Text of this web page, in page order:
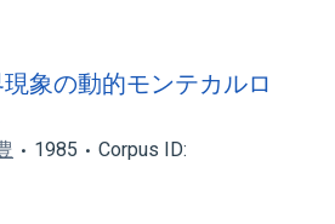
象の動的モンテカルロ
1985
Corpus ID: